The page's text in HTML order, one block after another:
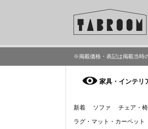
※掲載価格・表記は掲載当時
家具・インテリ
新着 ソファ チェア・
ラグ・マット・カーペット